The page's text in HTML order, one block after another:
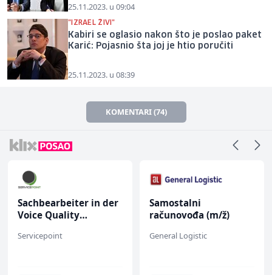
25.11.2023. u 09:04
"IZRAEL ŽIVI"
Kabiri se oglasio nakon što je poslao paket
Karić: Pojasnio šta joj je htio poručiti
25.11.2023. u 08:39
KOMENTARI (74)
Sachbearbeiter in der
Voice Quality
Servicepoint
Samostalni
računovođa (m/ž)
General Logistic